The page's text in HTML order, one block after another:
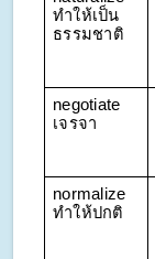
ทำให้เป็น
ธรรมชาติ
negotiate
เจรจา
normalize
ทำให้ปกติ